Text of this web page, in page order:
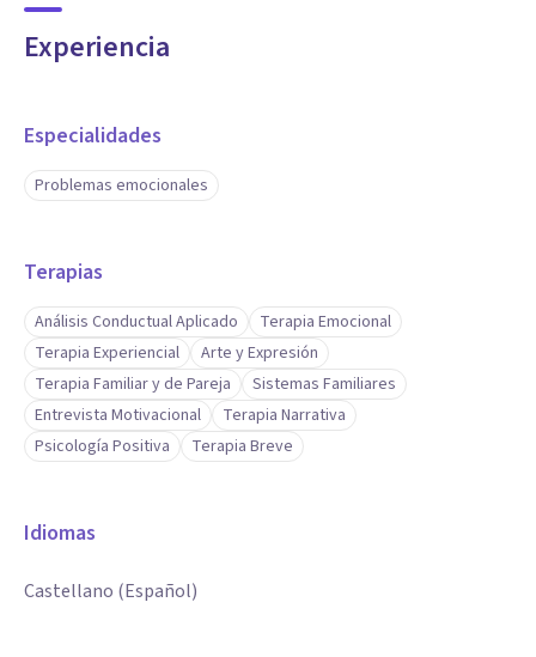
Experiencia
Especialidades
Problemas emocionales
Terapias
Análisis Conductual Aplicado
Terapia Emocional
Terapia Experiencial
Arte y Expresión
Terapia Familiar y de Pareja
Sistemas Familiares
Entrevista Motivacional
Terapia Narrativa
Psicología Positiva
Terapia Breve
Idiomas
Castellano (Español)